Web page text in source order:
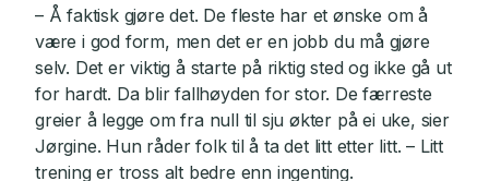
– Å faktisk gjøre det. De fleste har et ønske om å
være i god form, men det er en jobb du må gjøre
selv. Det er viktig å starte på riktig sted og ikke gå ut
for hardt. Da blir fallhøyden for stor. De færreste
greier å legge om fra null til sju økter på ei uke, sier
Jørgine. Hun råder folk til å ta det litt etter litt. – Litt
trening er tross alt bedre enn ingenting.